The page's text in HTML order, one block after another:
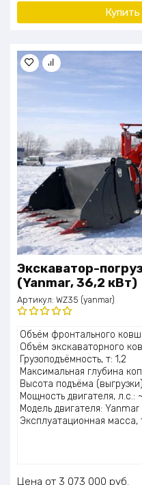
Экскаватор-
(Yanmar, 36,2 кВт)
Артикул: WZ35 (yanmar)
Оценка
5.00из 5
Объём фронтального
Объём экскаваторного
Грузоподъёмность, т: 1,2
Максимальная глубина
Высота подъёма
Мощность двигателя, л.с.:
Модель двигателя: Yanmar
Эксплуатационная масса,
Цена 3 073 000 руб.